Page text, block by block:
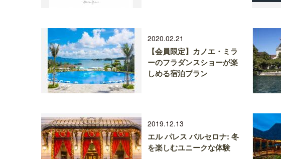
2020.02.21
【会員限定】カノエ・ミラ
ーのフラダンスショーが楽
しめる宿泊プラン
2019.12.13
エル パレス バルセロナ: 冬
を楽しむユニークな体験